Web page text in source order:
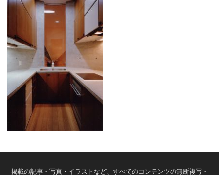
掲載の記事・写真・イラストなど、すべてのコンテンツの無断複写・